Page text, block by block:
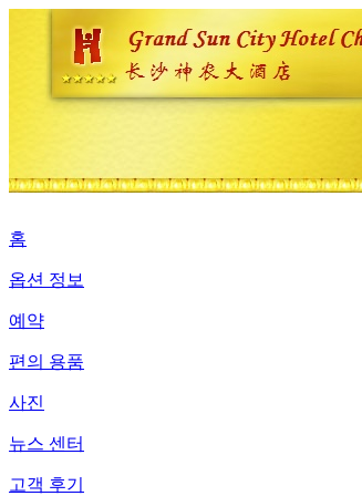
홈
옵션 정보
예약
편의 용품
사진
뉴스 센터
고객 후기